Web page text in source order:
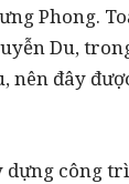
Phong.
Du,
nên đây
dựng công